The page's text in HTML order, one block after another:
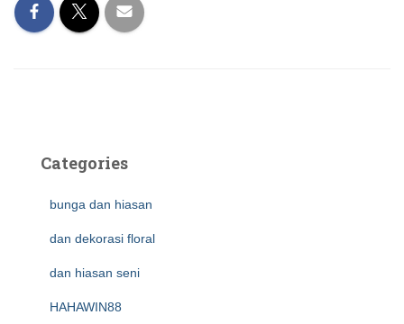
Categories
bunga dan hiasan
dan dekorasi floral
dan hiasan seni
HAHAWIN88